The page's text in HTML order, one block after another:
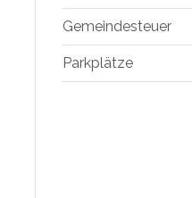
Gemeindesteuer
Parkplätze